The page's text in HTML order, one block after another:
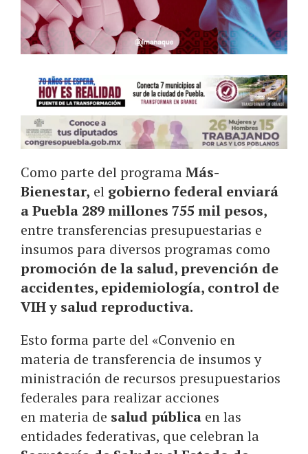
Como parte del programaMás-
Bienestar, el gobierno federal enviará
a Puebla 289 millones 755 mil pesos,
entre transferencias presupuestarias e
insumos para diversos programas como
promoción de la salud, prevención de
accidentes, epidemiología, control de
VIH y salud reproductiva.
Esto forma parte del «Convenio en
materia de transferencia de insumos y
ministración de recursos presupuestarios
federales para realizar acciones
en materia de salud pública en las
entidades federativas, que celebran la